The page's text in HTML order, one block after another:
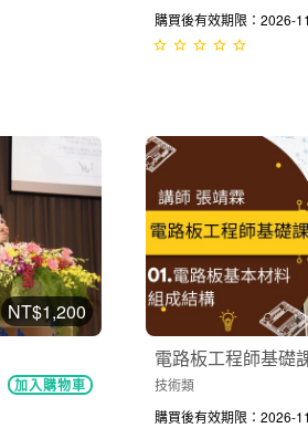
購買後有效期限：2026-
NT$1,200
加入購物車
電路板工程師基礎
技術類
購買後有效期限：2026-